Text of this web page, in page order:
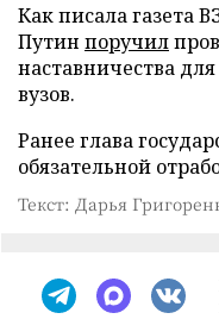
Как писала газета
Путин поручил
наставничества
вузов.
Ранее глава
обязательной
Текст: Дарья